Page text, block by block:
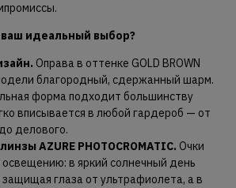
идеальный выбор?
Оправа в оттенке GOLD BROWN
благородный, сдержанный шарм.
форма подходит большинству
вписывается в любой гардероб — от
делового.
AZURE PHOTOCROMATIC. Очки
в яркий солнечный день
глаза от ультрафиолета, а в